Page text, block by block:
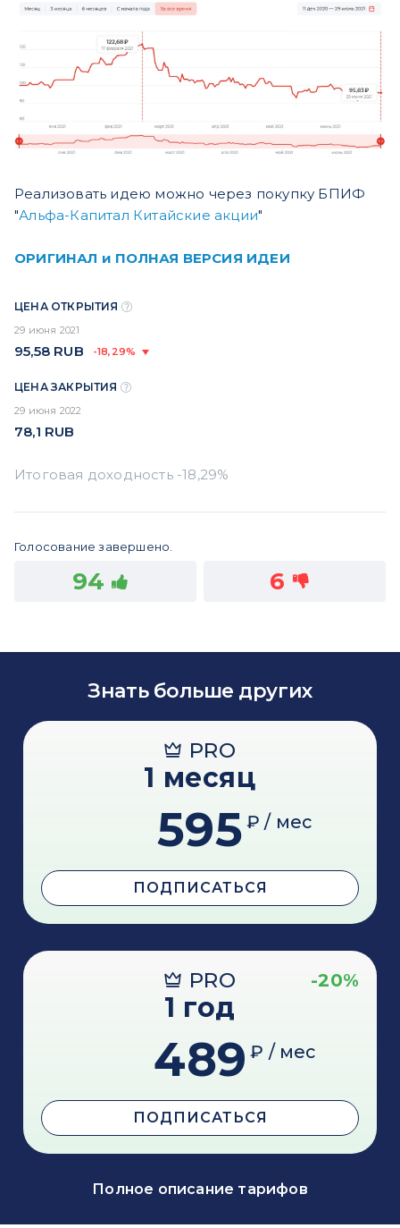
Реализовать идею можно через покупку БПИФ
"Альфа-Капитал Китайские акции"
ОРИГИНАЛ и ПОЛНАЯ ВЕРСИЯ ИДЕИ
ЦЕНА ОТКРЫТИЯ
29 июня 2021
95,58 RUB -18,29%
ЦЕНА ЗАКРЫТИЯ
29 июня 2022
78,1 RUB
Голосование завершено.
94 6
Знать больше других
PRO
1 месяц
595 ₽ / мес
ПОДПИСАТЬСЯ
PRO -20%
1 год
489 ₽ / мес
ПОДПИСАТЬСЯ
Полное описание тарифов